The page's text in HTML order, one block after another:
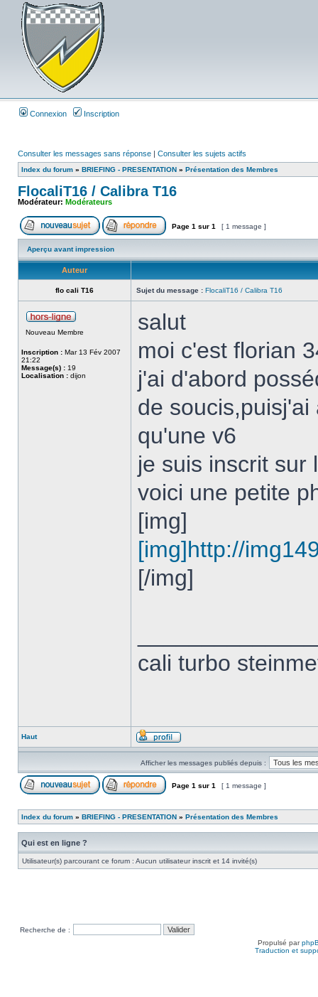
Connexion Inscription
Consulter les messages sans réponse | Consulter les sujets actifs
Index du forum » BRIEFING - PRESENTATION » Présentation des Membres
FlocaliT16 / Calibra T16
Modérateur: Modérateurs
Page 1 sur 1 [ 1 message ]
Aperçu avant impression
Auteur
flo cali T16 Sujet du message : FlocaliT16 / Calibra T16
Nouveau Membre
Inscription : Mar 13 Fév 2007
21:22
Message(s) : 19
Localisation : dijon
salut
moi c'est florian
j'ai d'abord
de
qu'une v6
je suis inscrit sur
voici une petite
[img]
[img]http://
[/img]
cali turbo
Haut
Afficher les messages publiés depuis :
Page 1 sur 1 [ 1 message ]
Index du forum » BRIEFING - PRESENTATION » Présentation des Membres
Qui est en ligne ?
Utilisateur(s) parcourant ce forum : Aucun utilisateur inscrit et 14 invité(s)
Recherche de :
Propulsé par
Traduction et